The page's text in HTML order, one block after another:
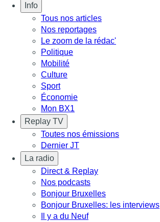
Info
Tous nos articles
Nos reportages
Le zoom de la rédac'
Politique
Mobilité
Culture
Sport
Économie
Mon BX1
Replay TV
Toutes nos émissions
Dernier JT
La radio
Direct & Replay
Nos podcasts
Bonjour Bruxelles
Bonjour Bruxelles: les interviews
Il y a du Neuf